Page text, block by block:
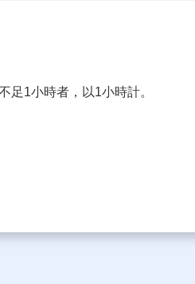
足1小時者，以1小時計。